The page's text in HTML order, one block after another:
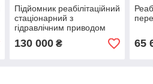
Підйомник реабілітаційний
стаціонарний з
гідравлічним приводом
для басейнів ПГР- 120 ГО
130 000₴ 65